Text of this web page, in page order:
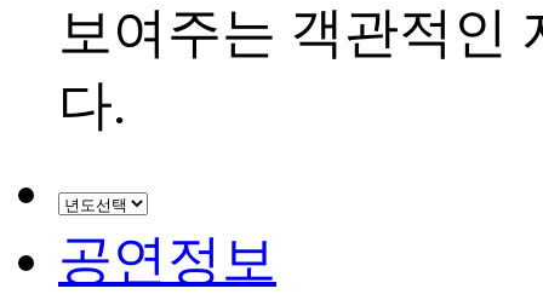
보여주는 객관적인
다.
공연정보